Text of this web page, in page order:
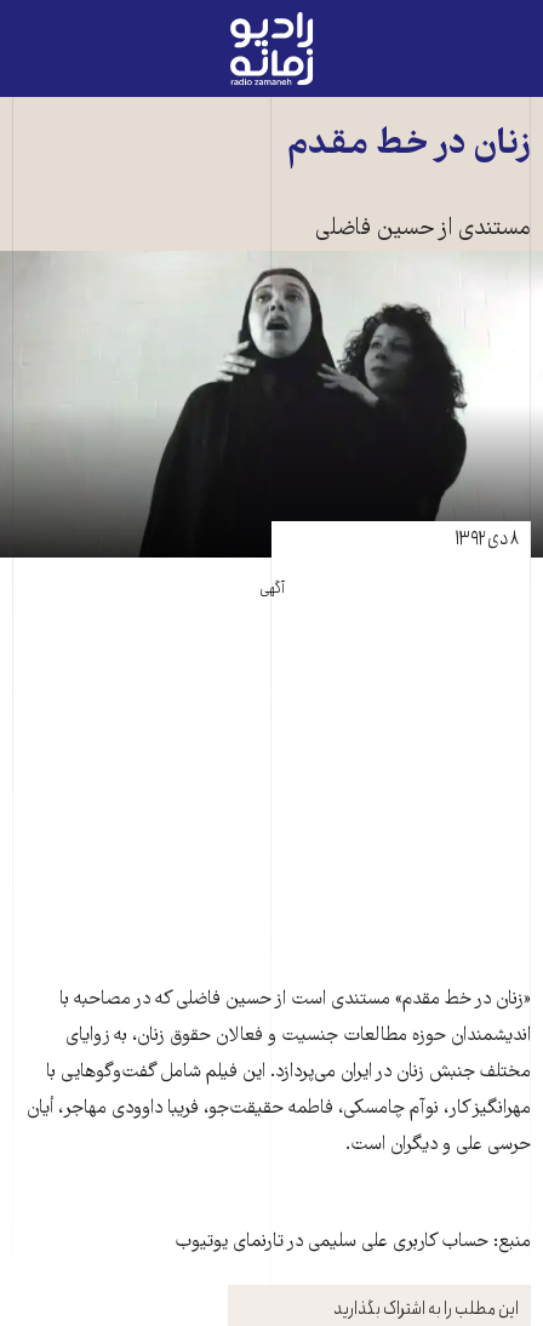
رادیو
زمانه
صفحه
زنان در خط مقدم
مستندی از حسین فاضلی
۸ دی ۱۳۹۲
آگهی
این مطلب را به اشتراک بگذارید
«زنان در خط مقدم» مستندی است از حسین فاضلی که در مصاحبه با
اندیشمندان حوزه مطالعات جنسیت و فعالان حقوق زنان، به زوایای
مختلف جنبش زنان در ایران می‌پردازد. این فیلم شامل گفت‌و‌گو‌هایی با
مهرانگیز کار، نوآم چامسکی، فاطمه حقیقت‌جو، فریبا داوودی مهاجر، أیان
حرسی علی و دیگران است.
منبع: حساب کاربری علی سلیمی در تارنمای یوتیوب